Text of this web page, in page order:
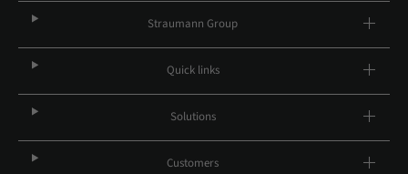
Straumann Group
Quick links
Solutions
Customers